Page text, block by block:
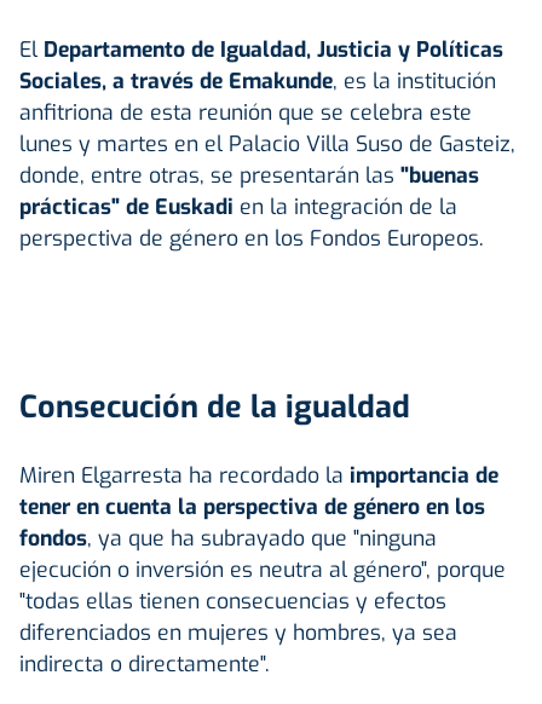
El Departamento de Igualdad, Justicia y Políticas
Sociales, a través de Emakunde, es la institución
anfitriona de esta reunión que se celebra este
lunes y martes en el Palacio Villa Suso de Gasteiz,
donde, entre otras, se presentarán las "buenas
prácticas" de Euskadi en la integración de la
perspectiva de género en los Fondos Europeos.
Consecución de la igualdad
Miren Elgarresta ha recordado la importancia de
tener en cuenta la perspectiva de género en los
fondos, ya que ha subrayado que "ninguna
ejecución o inversión es neutra al género", porque
"todas ellas tienen consecuencias y efectos
diferenciados en mujeres y hombres, ya sea
indirecta o directamente".